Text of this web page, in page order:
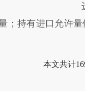
；持有进口允许
本文共计